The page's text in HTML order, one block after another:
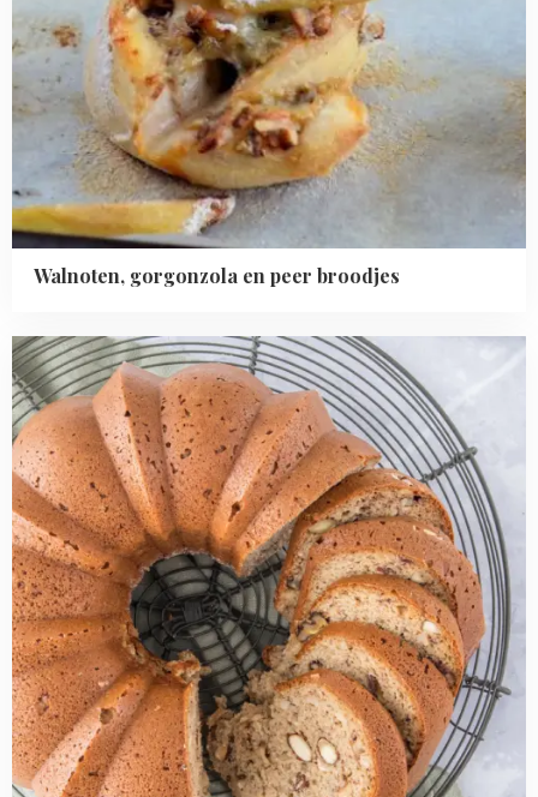
Walnoten, gorgonzola en peer broodjes
Read
more
about
Bananenbrood
tulband
met
noten